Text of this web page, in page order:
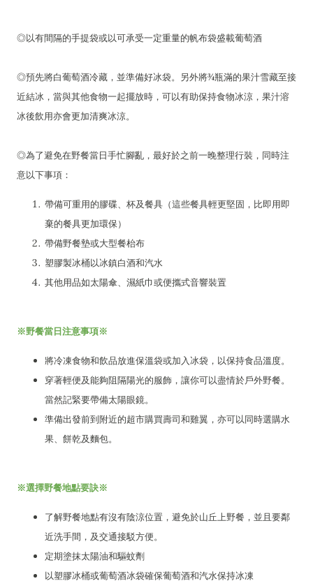
◎以有間隔的手提袋或以可承受一定重量的帆布袋盛載葡萄酒
◎預先將白葡萄酒冷藏，並準備好冰袋。另外將¾瓶滿的果汁雪藏至接
近結冰，當與其他食物一起擺放時，可以有助保持食物冰涼，果汁溶
冰後飲用亦會更加清爽冰涼。
◎為了避免在野餐當日手忙腳亂，最好於之前一晚整理行裝，同時注
意以下事項：
帶備可重用的膠碟、杯及餐具（這些餐具輕更堅固，比即用即
棄的餐具更加環保）
帶備野餐墊或大型餐枱布
塑膠製冰桶以冰鎮白酒和汽水
其他用品如太陽傘、濕紙巾或便攜式音響裝置
※野餐當日注意事項※
將冷凍食物和飲品放進保溫袋或加入冰袋，以保持食品溫度。
穿著輕便及能夠阻隔陽光的服飾，讓你可以盡情於戶外野餐。
當然記緊要帶備太陽眼鏡。
準備出發前到附近的超市購買壽司和雞翼，亦可以同時選購水
果、餅乾及麵包。
※選擇野餐地點要訣※
了解野餐地點有沒有陰涼位置，避免於山丘上野餐，並且要鄰
近洗手間，及交通接駁方便。
定期塗抹太陽油和驅蚊劑
以塑膠冰桶或葡萄酒冰袋確保葡萄酒和汽水保持冰凍